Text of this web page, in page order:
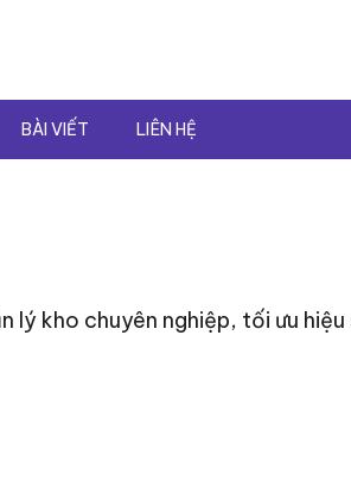
BÀI VIẾT LIÊN HỆ
kho chuyên nghiệp, tối ưu